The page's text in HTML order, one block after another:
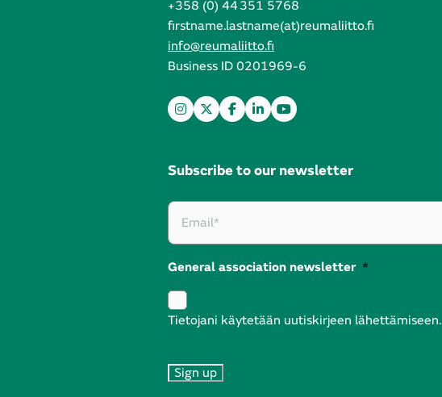
+358 (0) 44 351 5768
firstname.lastname(at)reumaliitto.fi
info@reumaliitto.fi
Business ID 0201969-6
Subscribe to our newsletter
General association newsletter *
Tietojani käytetään uutiskirjeen lähettämiseen.